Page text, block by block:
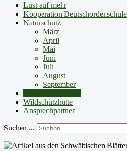
Lust auf mehr
Kooperation Deutschordenschule
Naturschutz
März
April
Mai
Juni
Juli
August
September
Wildschützhütte
Ansprechpartner
Suchen ...